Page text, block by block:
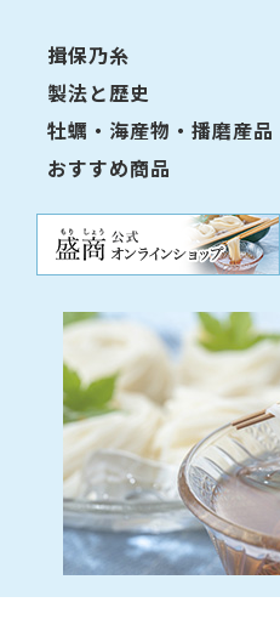
揖保乃糸
製法と歴史
牡蠣・海産物・播磨産品
おすすめ商品